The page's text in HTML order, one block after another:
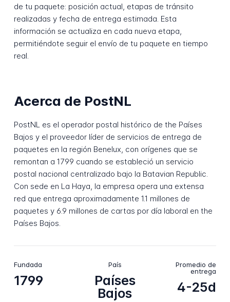
de tu paquete: posición actual, etapas de tránsito
realizadas y fecha de entrega estimada. Esta
información se actualiza en cada nueva etapa,
permitiéndote seguir el envío de tu paquete en tiempo
real.
Acerca de PostNL
PostNL es el operador postal histórico de the Países
Bajos y el proveedor líder de servicios de entrega de
paquetes en la región Benelux, con orígenes que se
remontan a 1799 cuando se estableció un servicio
postal nacional centralizado bajo la Batavian Republic.
Con sede en La Haya, la empresa opera una extensa
red que entrega aproximadamente 1.1 millones de
paquetes y 6.9 millones de cartas por día laboral en the
Países Bajos.
Fundada
1799
País
Países
Bajos
Promedio de
entrega
4-25d